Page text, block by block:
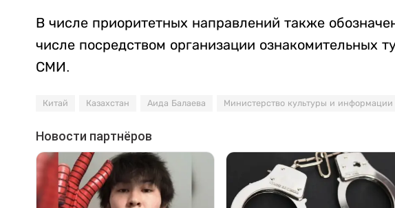
В числе приоритетных направлений также
числе посредством организации ознакомительных
СМИ.
Китай Казахстан Аида Балаева Министерство культуры и информации